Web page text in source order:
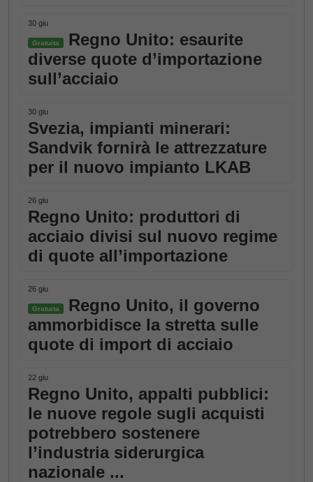
30 giu
Gratuita
Regno Unito: esaurite
diverse quote d’importazione
sull’acciaio
30 giu
Svezia, impianti minerari:
Sandvik fornirà le attrezzature
per il nuovo impianto LKAB
26 giu
Regno Unito: produttori di
acciaio divisi sul nuovo regime
di quote all’importazione
26 giu
Gratuita
Regno Unito, il governo
ammorbidisce la stretta sulle
quote di import di acciaio
22 giu
Regno Unito, appalti pubblici:
le nuove regole sugli acquisti
potrebbero sostenere
l’industria siderurgica
nazionale ...